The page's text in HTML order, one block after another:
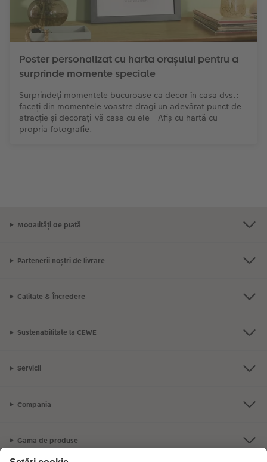
Poster personalizat cu harta orașului pentru a
surprinde momente speciale
Surprindeți momentele bucuroase ca decor în casa dvs.:
faceți din momentele voastre dragi un adevărat punct de
atracție și decorați-vă casa cu ele - Afiș cu hartă cu
propria fotografie.
Modalități de plată
Partenerii noștri de livrare
Calitate & Încredere
Sustenabilitate la CEWE
Servicii
Compania
Gama de produse